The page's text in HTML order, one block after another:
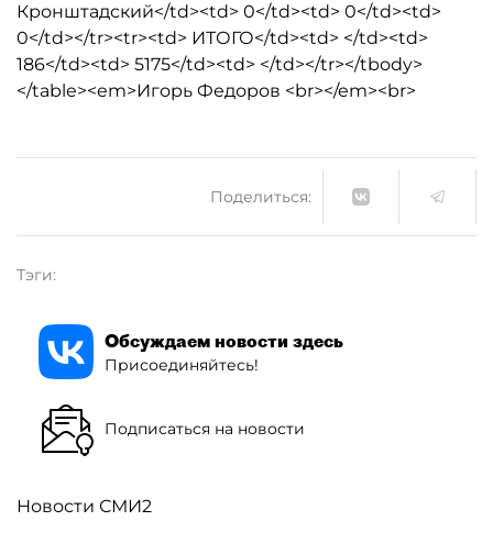
Кронштадский</td><td> 0</td><td> 0</td><td>
0</td></tr><tr><td> ИТОГО</td><td> </td><td>
186</td><td> 5175</td><td> </td></tr></tbody>
</table><em>Игорь Федоров <br></em><br>
Поделиться:
Тэги:
Обсуждаем новости здесь
Присоединяйтесь!
Подписаться на новости
Новости СМИ2